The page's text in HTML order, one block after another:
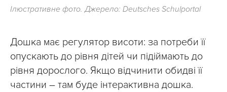
Ілюстративне фото. Джерело: Deutsches Schulportal
Дошка має регулятор висоти: за потреби її
опускають до рівня дітей чи підіймають до
рівня дорослого. Якщо відчинити обидві її
частини – там буде інтерактивна дошка.